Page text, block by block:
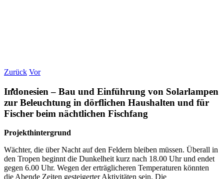
Zurück Vor
Indonesien – Bau und Einführung von Solarlampen
zur Beleuchtung in dörflichen Haushalten und für
Fischer beim nächtlichen Fischfang
Projekthintergrund
Wächter, die über Nacht auf den Feldern bleiben müssen. Überall in
den Tropen beginnt die Dunkelheit kurz nach 18.00 Uhr und endet
gegen 6.00 Uhr. Wegen der erträglicheren Temperaturen könnten
die Abende Zeiten gesteigerter Aktivitäten sein. Die